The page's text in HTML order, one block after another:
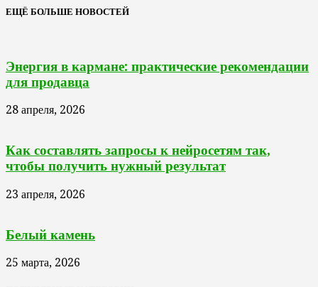
ЕЩЁ БОЛЬШЕ НОВОСТЕЙ
Энергия в кармане: практические рекомендации
для продавца
28 апреля, 2026
Как составлять запросы к нейросетям так,
чтобы получить нужный результат
23 апреля, 2026
Белый камень
25 марта, 2026